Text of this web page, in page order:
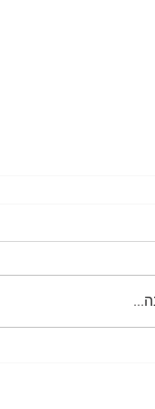
4!!!!